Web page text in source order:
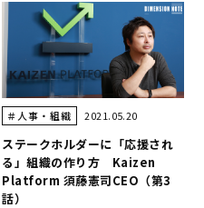
＃人事・組織 2021.05.20
ステークホルダーに「応援され
る」組織の作り方 Kaizen
Platform 須藤憲司CEO（第3
話）